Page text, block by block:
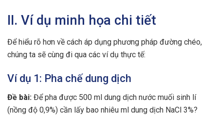
II. Ví dụ minh họa chi tiết
Để hiểu rõ hơn về cách áp dụng phương pháp đường chéo,
chúng ta sẽ cùng đi qua các ví dụ thực tế:
Ví dụ 1: Pha chế dung dịch
Đề bài: Để pha được 500 ml dung dịch nước muối sinh lí
(nồng độ 0,9%) cần lấy bao nhiêu ml dung dịch NaCl 3%?